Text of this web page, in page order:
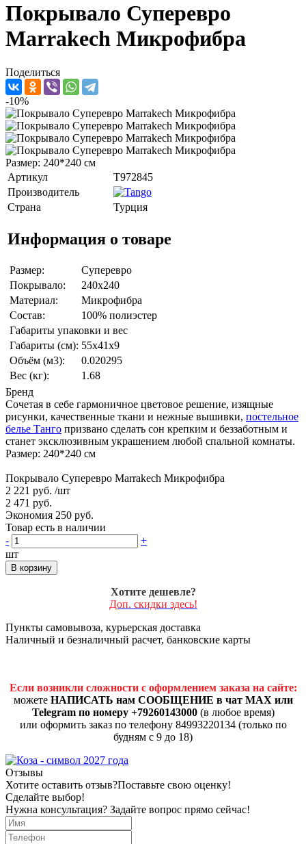
Покрывало Суперевро
Marrakech Микрофибра
Поделиться
-10%
Размер: 240*240 см
Артикул
T972845
Производитель
Страна
Турция
Информация о товаре
Размер:
Суперевро
Покрывало:
240x240
Материал:
Микрофибра
Состав:
100% полиэстер
Габариты упаковки и вес
Габариты (см): 55x41x9
Объём (м3):
0.020295
Вес (кг):
1.68
Бренд
Сочетая в себе гармоничное цветовое решение, изящные
рисунки, качественные ткани и нежные вышивки, постельное
белье Танго призвано сделать сон крепким и беззаботным и
станет эксклюзивным украшением любой спальной комнаты.
Размер: 240*240 см
Покрывало Суперевро Marrakech Микрофибра
2 221 руб. /шт
2 471 руб.
Экономия 250 руб.
Товар есть в наличии
-
+
шт
В корзину
Хотите дешевле?
Доп. скидки здесь!
Пункты самовывоза, курьерская доставка
Наличный и безналичный расчет, банковские карты
Если возникли сложности с оформлением заказа на сайте:
можете НАПИСАТЬ нам СООБЩЕНИЕ в чат MAX или
Telegram по номеру +79260143000(в любое время)
или оформить заказ по телефону 84993220134 (только по
будням с 9 до 18)
Отзывы
Хотите оставить отзыв?Поставьте свою оценку!
Сделайте выбор!
Нужна консультация? Задайте вопрос прямо сейчас!